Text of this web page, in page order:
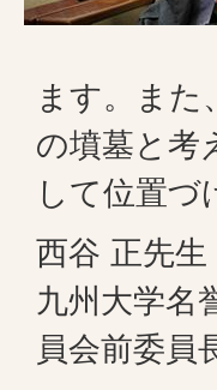
ます。また
の墳墓と考
して位置づ
西谷 正先生
九州大学名
員会前委員